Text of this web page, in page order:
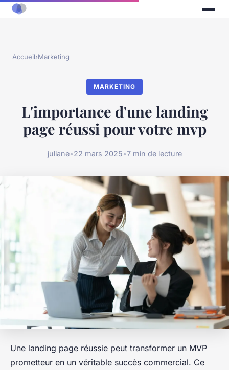
Accueil›Marketing
MARKETING
L'importance d'une landing
page réussi pour votre mvp
juliane•22 mars 2025•7 min de lecture
Une landing page réussie peut transformer un MVP
prometteur en un véritable succès commercial. Ce